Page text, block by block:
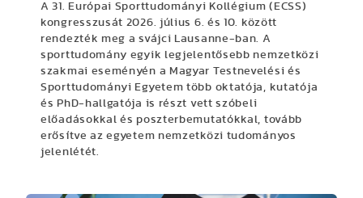
A 31. Európai Sporttudományi Kollégium (ECSS)
kongresszusát 2026. július 6. és 10. között
rendezték meg a svájci Lausanne-ban. A
sporttudomány egyik legjelentősebb nemzetközi
szakmai eseményén a Magyar Testnevelési és
Sporttudományi Egyetem több oktatója, kutatója
és PhD-hallgatója is részt vett szóbeli
előadásokkal és poszterbemutatókkal, tovább
erősítve az egyetem nemzetközi tudományos
jelenlétét.